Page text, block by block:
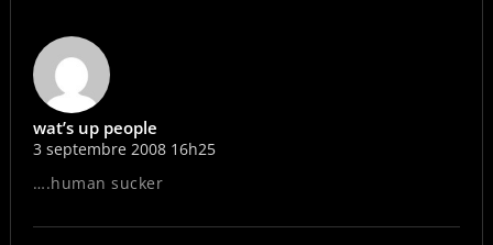
wat’s up people
3 septembre 2008 16h25
….human sucker